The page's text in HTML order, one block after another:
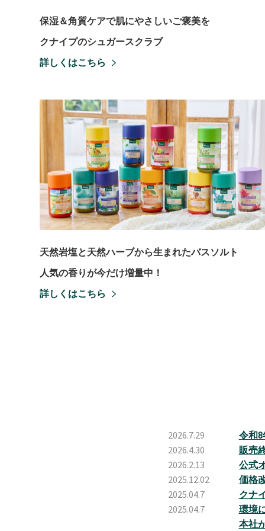
保湿＆角質ケアで肌にやさしいご褒美を
クナイプのシュガースクラブ
詳しくはこちら
天然岩塩と天然ハーブから生まれたバスソルト
人気の香りが今だけ増量中！
詳しくはこちら
2026.7.29
令和
2026.4.30
販売
2026.2.13
公式
2025.12.02
価格
2025.04.7
クナ
2025.04.7
環境
本社